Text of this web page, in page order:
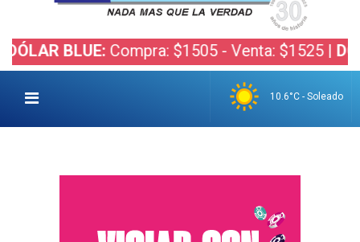
BLUE:Compra: $1505 - Venta: $1525 |DÓLAR
10.6°C - Soleado